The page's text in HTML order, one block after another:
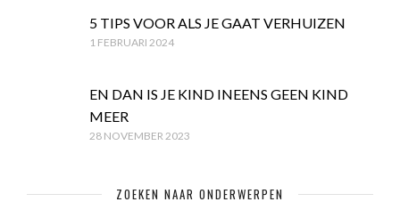
5 TIPS VOOR ALS JE GAAT VERHUIZEN
1 FEBRUARI 2024
EN DAN IS JE KIND INEENS GEEN KIND
MEER
28 NOVEMBER 2023
ZOEKEN NAAR ONDERWERPEN